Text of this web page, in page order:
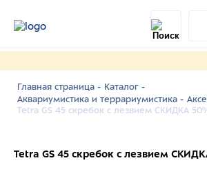
Главная страница - Каталог -
Аквариумистика и террариумистика -
Tetra GS 45 скребок с лезвием СКИДКА
Tetra GS 45 скребок с лезвием